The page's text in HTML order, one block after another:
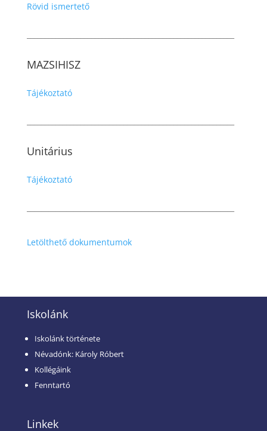
Rövid ismertető
MAZSIHISZ
Tájékoztató
Unitárius
Tájékoztató
Letölthető dokumentumok
Iskolánk
Iskolánk története
Névadónk: Károly Róbert
Kollégáink
Fenntartó
Linkek